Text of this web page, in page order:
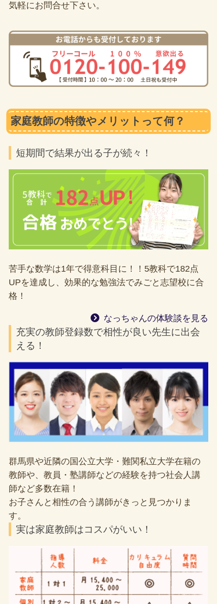
気軽にお問合せ下さい。
家庭教師の特徴やメリットって何？
短期間で結果が出る子が続々！
苦手な数学は1年で得意科目に！！5教科で182点
UPを達成し、効果的な勉強法でみごと志望校に合
格！
なっちゃんの体験談を見る
充実の教師登録数で相性が良い先生に出会
える！
群馬県や近隣の国公立大学・難関私立大学在籍の
教師や、教員・塾講師などの経験を持つ社会人講
師など多数在籍！
お子さんと相性の合う講師がきっと見つかりま
す。
実は家庭教師はコスパがいい！